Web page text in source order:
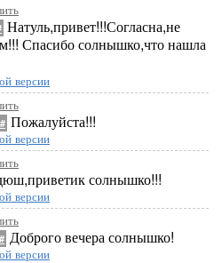
...Здесь будет
Натуль,привет!!!Согласна,не
Спасибо солнышко,что нашла
версии
# Пожалуйста!!!
версии
солнышко!!!
версии
# Доброго вечера солнышко!
версии